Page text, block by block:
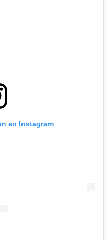
en Instagram